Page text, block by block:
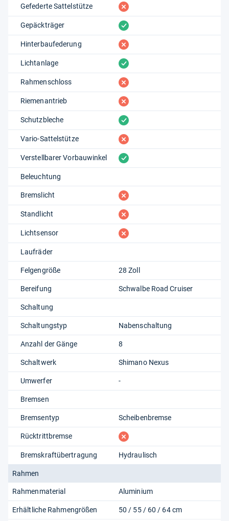
Gefederte Sattelstütze fehlt
Gepäckträger vorhanden
Hinterbaufederung fehlt
Lichtanlage vorhanden
Rahmenschloss fehlt
Riemenantrieb fehlt
Schutzbleche vorhanden
Vario-Sattelstütze fehlt
Verstellbarer Vorbauwinkel vorhanden
Beleuchtung
Bremslicht fehlt
Standlicht fehlt
Lichtsensor fehlt
Laufräder
Felgengröße 28 Zoll
Bereifung Schwalbe Road Cruiser
Schaltung
Schaltungstyp Nabenschaltung
Anzahl der Gänge 8
Schaltwerk Shimano Nexus
Umwerfer -
Bremsen
Bremsentyp Scheibenbremse
Rücktrittbremse fehlt
Bremskraftübertragung Hydraulisch
Rahmen
Rahmenmaterial Aluminium
Erhältliche Rahmengrößen 50 / 55 / 60 / 64 cm